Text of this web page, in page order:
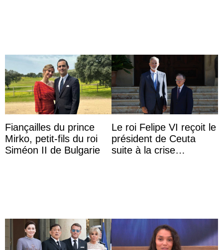
Fiançailles du prince
Mirko, petit-fils du roi
Siméon II de Bulgarie
Le roi Felipe VI reçoit le
président de Ceuta
suite à la crise